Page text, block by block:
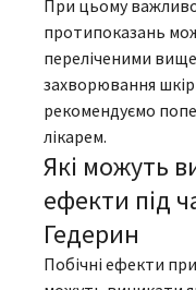
При цьому
протипоказань
переліченими
захворювання
рекомендуємо
лікарем.
Які можуть
ефекти під
Гедерин
Побічні ефекти